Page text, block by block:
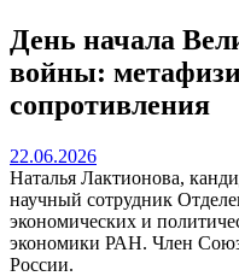
День начала
войны:
сопротивления
22.06.202622.06.2026
Наталья Лактионова,
научный сотрудник
экономических и
экономики РАН. Член
России.